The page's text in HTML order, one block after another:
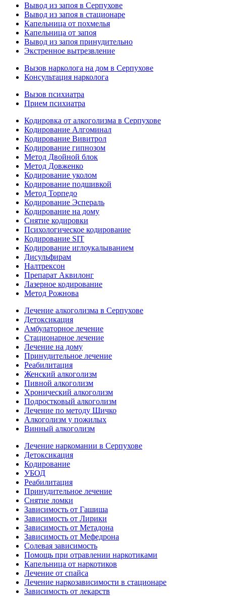
Вывод из запоя в Серпухове
Вывод из запоя в стационаре
Капельница от похмелья
Капельница от запоя
Вывод из запоя принудительно
Экстренное вытрезвление
Вызов нарколога на дом в Серпухове
Консультация нарколога
Вызов психиатра
Прием психиатра
Кодировка от алкоголизма в Серпухове
Кодирование Алгоминал
Кодирование Вивитрол
Кодирование гипнозом
Метод Двойной блок
Метод Довженко
Кодирование уколом
Кодирование подшивкой
Метод Торпедо
Кодирование Эспераль
Кодирование на дому
Снятие кодировки
Психологическое кодирование
Кодирование SIT
Кодирование иглоукалыванием
Дисульфирам
Налтрексон
Препарат Аквилонг
Лазерное кодирование
Метод Рожнова
Лечение алкоголизма в Серпухове
Детоксикация
Амбулаторное лечение
Стационарное лечение
Лечение на дому
Принудительное лечение
Реабилитация
Женский алкоголизм
Пивной алкоголизм
Хронический алкоголизм
Подростковый алкоголизм
Лечение по методу Шичко
Алкоголизм у пожилых
Винный алкоголизм
Лечение наркомании в Серпухове
Детоксикация
Кодирование
УБОД
Реабилитация
Принудительное лечение
Снятие ломки
Зависимость от Гашиша
Зависимость от Лирики
Зависимость от Метадона
Зависимость от Мефедрона
Солевая зависимость
Помощь при отравлении наркотиками
Капельница от наркотиков
Лечение от спайса
Лечение наркозависимости в стационаре
Зависимость от лекарств